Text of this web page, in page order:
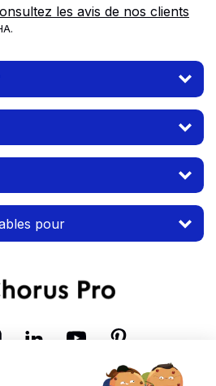
les avis de nos clients
pour